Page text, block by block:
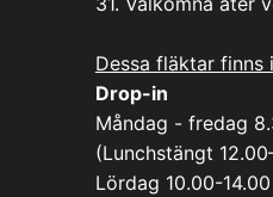
Dessa fläktar finns
Drop-in
Måndag - fredag
(Lunchstängt
Lördag 10.00-14.00